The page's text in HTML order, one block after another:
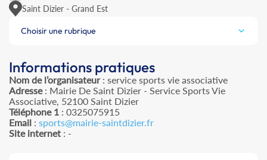
Saint Dizier - Grand Est
Choisir une rubrique
Informations pratiques
Nom de l’organisateur: service sports vie associative
Adresse: Mairie De Saint Dizier - Service Sports Vie
Associative, 52100 Saint Dizier
Téléphone 1 : 0325075915
Email : sports@mairie-saintdizier.fr
Site internet : -